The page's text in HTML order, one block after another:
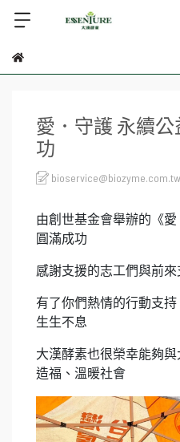
愛．守護 永續
功
bioservice@biozyme.com.tw
由創世基金會舉辦的《愛
圓滿成功
感謝支援的志工們與前來
有了你們熱情的行動支
生生不息
大漢酵素也很榮幸能夠
造福、溫暖社會